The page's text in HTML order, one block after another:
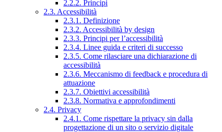
2.2.2. Principi
2.3. Accessibilità
2.3.1. Definizione
2.3.2. Accessibilità by design
2.3.3. Principi per l’accessibilità
2.3.4. Linee guida e criteri di successo
2.3.5. Come rilasciare una dichiarazione di
accessibilità
2.3.6. Meccanismo di feedback e procedura di
attuazione
2.3.7. Obiettivi accessibilità
2.3.8. Normativa e approfondimenti
2.4. Privacy
2.4.1. Come rispettare la privacy sin dalla
progettazione di un sito o servizio digitale